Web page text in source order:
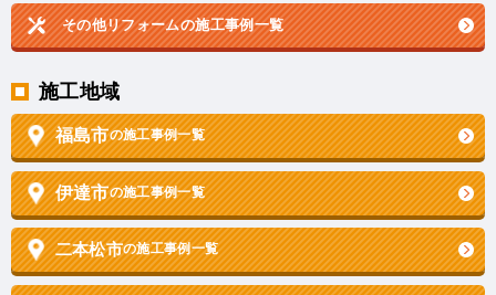
その他リフォームの施工事例一覧
施工地域
福島市の施工事例一覧
伊達市の施工事例一覧
二本松市の施工事例一覧